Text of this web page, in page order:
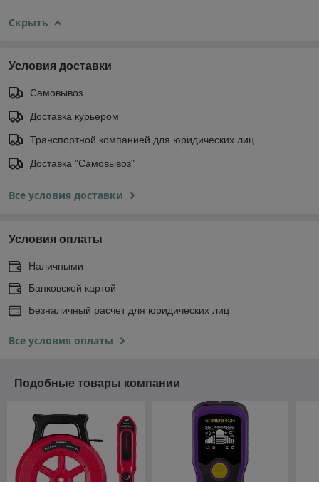
Скрыть
Условия доставки
Самовывоз
Доставка курьером
Транспортной компанией для юридических лиц
Доставка "Самовывоз"
Все условия доставки
Условия оплаты
Наличными
Банковской картой
Безналичный расчет для юридических лиц
Все условия оплаты
Подобные товары компании